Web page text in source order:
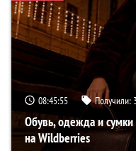
08:45:54 Получили:
Обувь, одежда и
на Wildberries